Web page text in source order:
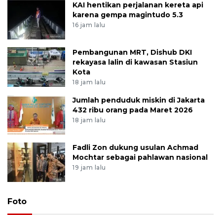
KAI hentikan perjalanan kereta api
karena gempa magintudo 5.3
16 jam lalu
Pembangunan MRT, Dishub DKI
rekayasa lalin di kawasan Stasiun
Kota
18 jam lalu
Jumlah penduduk miskin di Jakarta
432 ribu orang pada Maret 2026
18 jam lalu
Fadli Zon dukung usulan Achmad
Mochtar sebagai pahlawan nasional
19 jam lalu
Foto